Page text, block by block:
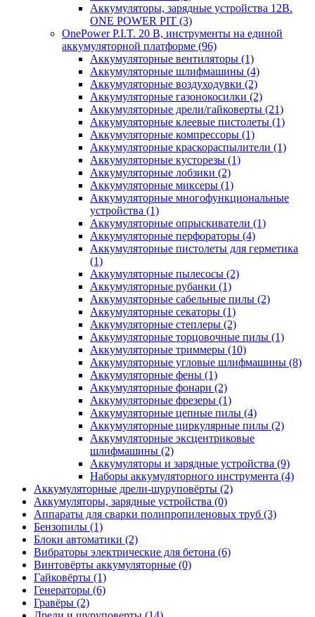
Аккумуляторы, зарядные устройства 12В.
ONE POWER PIT (3)
OnePower P.I.T. 20 В, инструменты на единой
аккумуляторной платформе (96)
Аккумуляторные вентиляторы (1)
Аккумуляторные шлифмашины (4)
Аккумуляторные воздуходувки (2)
Аккумуляторные газонокосилки (2)
Аккумуляторные дрели/гайковерты (21)
Аккумуляторные клеевые пистолеты (1)
Аккумуляторные компрессоры (1)
Аккумуляторные краскораспылители (1)
Аккумуляторные кусторезы (1)
Аккумуляторные лобзики (2)
Аккумуляторные миксеры (1)
Аккумуляторные многофункциональные
устройства (1)
Аккумуляторные опрыскиватели (1)
Аккумуляторные перфораторы (4)
Аккумуляторные пистолеты для герметика
(1)
Аккумуляторные пылесосы (2)
Аккумуляторные рубанки (1)
Аккумуляторные сабельные пилы (2)
Аккумуляторные секаторы (1)
Аккумуляторные степлеры (2)
Аккумуляторные торцовочные пилы (1)
Аккумуляторные триммеры (10)
Аккумуляторные угловые шлифмашины (8)
Аккумуляторные фены (1)
Аккумуляторные фонари (2)
Аккумуляторные фрезеры (1)
Аккумуляторные цепные пилы (4)
Аккумуляторные циркулярные пилы (2)
Аккумуляторные эксцентриковые
шлифмашины (2)
Аккумуляторы и зарядные устройства (9)
Наборы аккумуляторного инструмента (4)
Аккумуляторные дрели-шуруповёрты (2)
Аккумуляторы, зарядные устройства (0)
Аппараты для сварки полипропиленовых труб (3)
Бензопилы (1)
Блоки автоматики (2)
Вибраторы электрические для бетона (6)
Винтовёрты аккумуляторные (0)
Гайковёрты (1)
Генераторы (6)
Гравёры (2)